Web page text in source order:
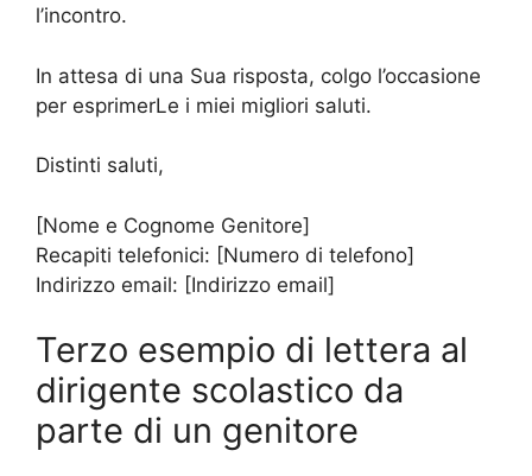
l’incontro.
In attesa di una Sua risposta, colgo l’occasione
per esprimerLe i miei migliori saluti.
Distinti saluti,
[Nome e Cognome Genitore]
Recapiti telefonici: [Numero di telefono]
Indirizzo email: [Indirizzo email]
Terzo esempio di lettera al
dirigente scolastico da
parte di un genitore